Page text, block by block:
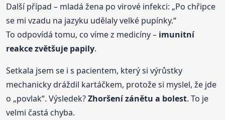
Další případ – mladá žena po virové infekci: „Po chřipce
se mi vzadu na jazyku udělaly velké pupínky.“
To odpovídá tomu, co víme z medicíny – imunitní
reakce zvětšuje papily.
Setkala jsem se i s pacientem, který si výrůstky
mechanicky dráždil kartáčkem, protože si myslel, že jde
o „povlak“. Výsledek?Zhoršení zánětu a bolest. To je
velmi častá chyba.